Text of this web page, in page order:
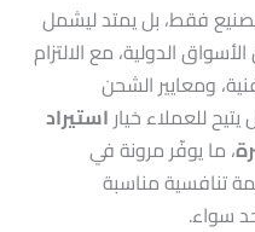
فقط، بل يمتد ليشمل
الدولية، مع الالتزام
ومعايير الشحن
للعملاء خياراستيراد
، ما يوفّر مرونة في
تنافسية مناسبة
سواء.